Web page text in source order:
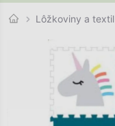
Lôžkoviny a textil